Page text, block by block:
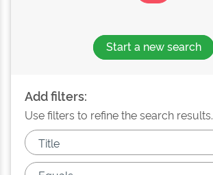
Start a new search
Add filters:
Use filters to refine the search results.